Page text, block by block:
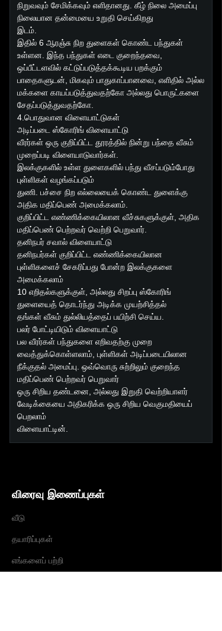
நிறுவவும் சேமிக்கவும் எளிதானது. கீழ் நிலை அமைப்பு
நிலையான தன்மையை உறுதி செய்கிறது
இடம்.
இதில் 6 ஆரஞ்சு நிற துளைகள் கொண்ட பந்துகள்
உள்ளன. இந்த பந்துகள் எடை குறைந்தவை,
ஒப்பீட்டளவில் கட்டுப்படுத்தக்கூடிய பறக்கும்
பாதைகளுடன், மிகவும் பாதுகாப்பானவை, எளிதில் அல்ல
மக்களை காயப்படுத்துவதற்கோ அல்லது பொருட்களை
சேதப்படுத்துவதற்கோ.
4.பொதுவான விளையாட்டுகள்
அடிப்படை ஸ்கோரிங் விளையாட்டு
வீரர்கள் ஒரு குறிப்பிட்ட தூரத்தில் நின்று பந்தை வீசும்
முறைப்படி விளையாடுவார்கள்.
இலக்குகளில் உள்ள துளைகளில் பந்து வீசப்படும்போது
புள்ளிகள் வழங்கப்படும்
துணி. பச்சை நிற எல்லையைக் கொண்ட துளைக்கு
அதிக மதிப்பெண் அமைக்கலாம்.
குறிப்பிட்ட எண்ணிக்கையிலான வீச்சுகளுக்குள், அதிக
மதிப்பெண் பெற்றவர் வெற்றி பெறுவார்.
தனிநபர் சவால் விளையாட்டு
தனிநபர்கள் குறிப்பிட்ட எண்ணிக்கையிலான
புள்ளிகளைச் சேகரிப்பது போன்ற இலக்குகளை
அமைக்கலாம்
10 எறிதல்களுக்குள், அல்லது சிறப்பு ஸ்கோரிங்
துளையைத் தொடர்ந்து அடிக்க முயற்சித்தல்
தங்கள் வீசும் துல்லியத்தைப் பயிற்சி செய்ய.
பலர் போட்டியிடும் விளையாட்டு
பல வீரர்கள் பந்துகளை எறிவதற்கு முறை
வைத்துக்கொள்ளலாம், புள்ளிகள் அடிப்படையிலான
நீக்குதல் அமைப்பு. ஒவ்வொரு சுற்றிலும் குறைந்த
மதிப்பெண் பெற்றவர் பெறுவார்
ஒரு சிறிய தண்டனை, அல்லது இறுதி வெற்றியாளர்
வேடிக்கையை அதிகரிக்க ஒரு சிறிய வெகுமதியைப்
பெறலாம்
விளையாட்டின்.
விரைவு இணைப்புகள்
வீடு
தயாரிப்புகள்
எங்களைப் பற்றி